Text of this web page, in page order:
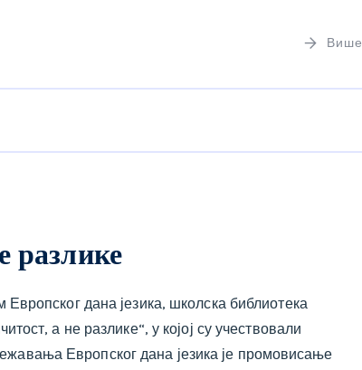
Више
разлике
дана језика, школска библиотека
а не разлике“, у којој су учествовали
Европског дана језика је промовисање